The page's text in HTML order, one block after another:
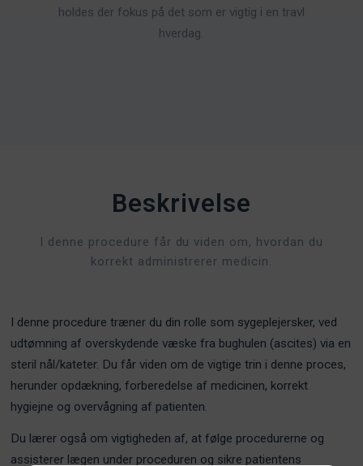
holdes der fokus på det som er vigtig i en travl
hverdag.
Beskrivelse
I denne procedure får du viden om, hvordan du
korrekt administrerer medicin.
I denne procedure træner du din rolle som sygeplejersker, ved
udtømning af overskydende væske fra bughulen (ascites) via en
steril nål/kateter. Du får viden om de vigtige trin i denne proces,
herunder opdækning, forberedelse af medicinen, korrekt
hygiejne og overvågning af patienten.
Du lærer også om vigtigheden af, at følge procedurerne og
assisterer lægen under proceduren og sikre patientens